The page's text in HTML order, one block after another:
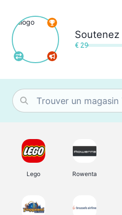
Soutenez
€ 29
Lego Rowenta